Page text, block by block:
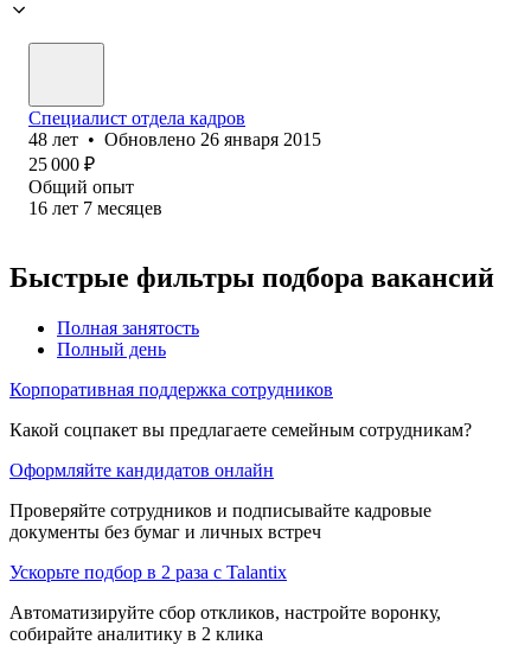
Специалист отдела кадров
48 лет • Обновлено 26 января 2015
25 000 ₽
Общий опыт
16 лет 7 месяцев
Быстрые фильтры подбора вакансий
Полная занятость
Полный день
Корпоративная поддержка сотрудников
Какой соцпакет вы предлагаете семейным сотрудникам?
Оформляйте кандидатов онлайн
Проверяйте сотрудников и подписывайте кадровые
документы без бумаг и личных встреч
Ускорьте подбор в 2 раза с Talantix
Автоматизируйте сбор откликов, настройте воронку,
собирайте аналитику в 2 клика